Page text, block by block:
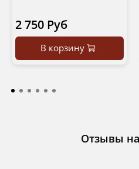
2 750 Руб
В корзину
Отзывы